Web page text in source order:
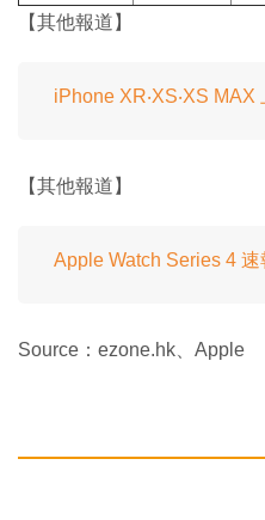
【其他報道】
iPhone XR‧XS‧XS
【其他報道】
Apple Watch Series 4 速
Source：ezone.hk、Apple